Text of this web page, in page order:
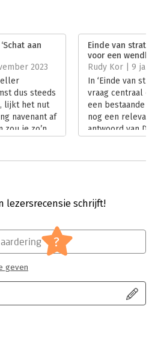
management
aan
2023
dus steeds
lijkt het nut
navenant af
zou je zo’n
Einde van
voor een
Rudy Kor | 9
In ‘Einde van
vraag centraal of
een bestaande
nog een relevant
antwoord van De
lezersrecensie schrijft!
?
geven